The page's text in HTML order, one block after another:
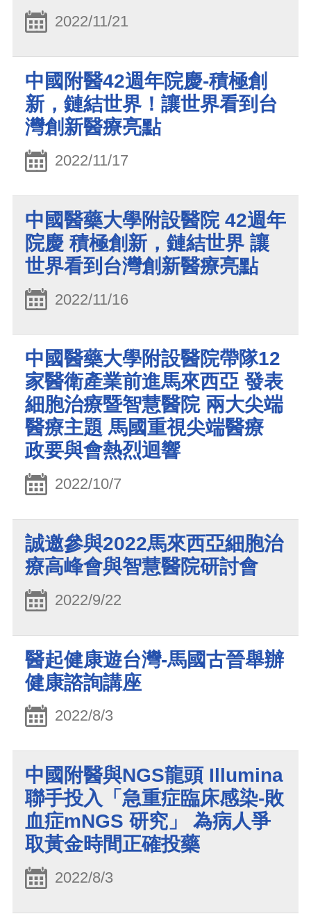
2022/11/21
中國附醫42週年院慶-積極創
新，鏈結世界！讓世界看到台
灣創新醫療亮點
2022/11/17
中國醫藥大學附設醫院 42週年
院慶 積極創新，鏈結世界 讓
世界看到台灣創新醫療亮點
2022/11/16
中國醫藥大學附設醫院帶隊12
家醫衛產業前進馬來西亞 發表
細胞治療暨智慧醫院 兩大尖端
醫療主題 馬國重視尖端醫療
政要與會熱烈迴響
2022/10/7
誠邀參與2022馬來西亞細胞治
療高峰會與智慧醫院研討會
2022/9/22
醫起健康遊台灣-馬國古晉舉辦
健康諮詢講座
2022/8/3
中國附醫與NGS龍頭 Illumina
聯手投入「急重症臨床感染-敗
血症mNGS 研究」 為病人爭
取黃金時間正確投藥
2022/8/3